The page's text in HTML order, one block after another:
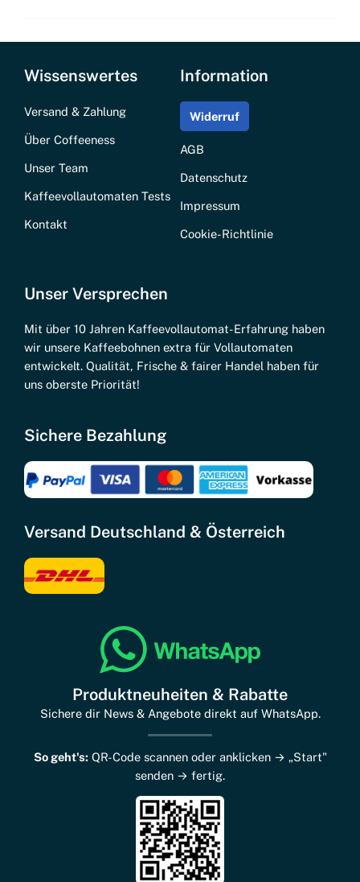
Wissenswertes
Versand & Zahlung
Über Coffeeness
Unser Team
Kaffeevollautomaten Tests
Kontakt
Information
Widerruf
AGB
Datenschutz
Impressum
Cookie-Richtlinie
Unser Versprechen
Mit über 10 Jahren Kaffeevollautomat-Erfahrung haben
wir unsere Kaffeebohnen extra für Vollautomaten
entwickelt. Qualität, Frische & fairer Handel haben für
uns oberste Priorität!
Sichere Bezahlung
Versand Deutschland & Österreich
Produktneuheiten & Rabatte
Sichere dir News & Angebote direkt auf WhatsApp.
So geht's: QR-Code scannen oder anklicken → „Start"
senden → fertig.